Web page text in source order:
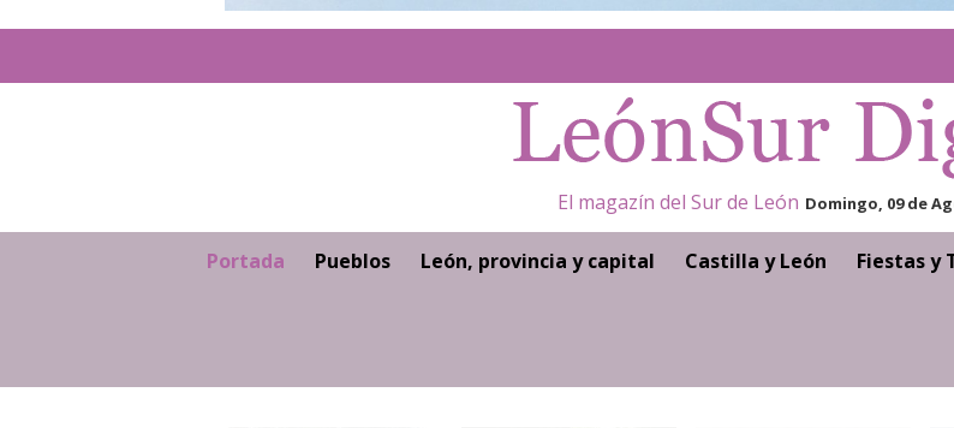
El magazín del Sur de León Domingo, 09 de
Portada Pueblos León, provincia y capital Castilla y León Fiestas y